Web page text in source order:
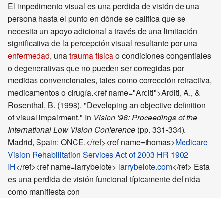
El impedimento visual es una perdida de visión de una
persona hasta el punto en dónde se califica que se
necesita un apoyo adicional a través de una limitación
significativa de la percepción visual resultante por una
enfermedad, unatrauma físicao condiciones congentiales
o degenerativas que no pueden ser corregidas por
medidas convencionales, tales como corrección refractiva,
medicamentos o cirugía.<ref name="Arditi">Arditi, A., &
Rosenthal, B. (1998). "Developing an objective definition
of visual impairment." In Vision '96: Proceedings of the
International Low Vision Conference (pp. 331-334).
Madrid, Spain: ONCE.</ref><ref name=thomas>Medicare
Vision Rehabilitation Services Act of 2003 HR 1902
IH</ref><ref name=larrybelote> larrybelote.com</ref> Esta
es una perdida de visión funcional típicamente definida
como manifiesta con